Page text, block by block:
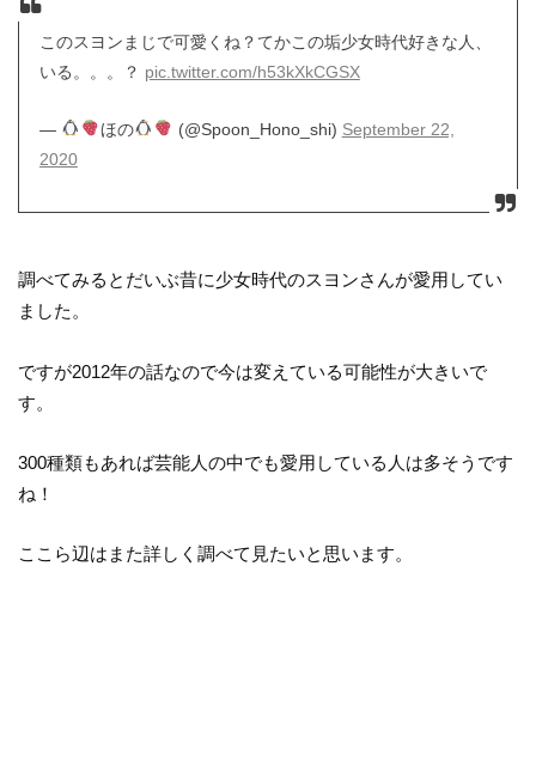
このスヨンまじで可愛くね？てかこの垢少女時代好きな人、
いる。。。？ pic.twitter.com/h53kXkCGSX
— ほの (@Spoon_Hono_shi) September 22,
2020
調べてみるとだいぶ昔に少女時代のスヨンさんが愛用してい
ました。
ですが2012年の話なので今は変えている可能性が大きいで
す。
300種類もあれば芸能人の中でも愛用している人は多そうです
ね！
ここら辺はまた詳しく調べて見たいと思います。